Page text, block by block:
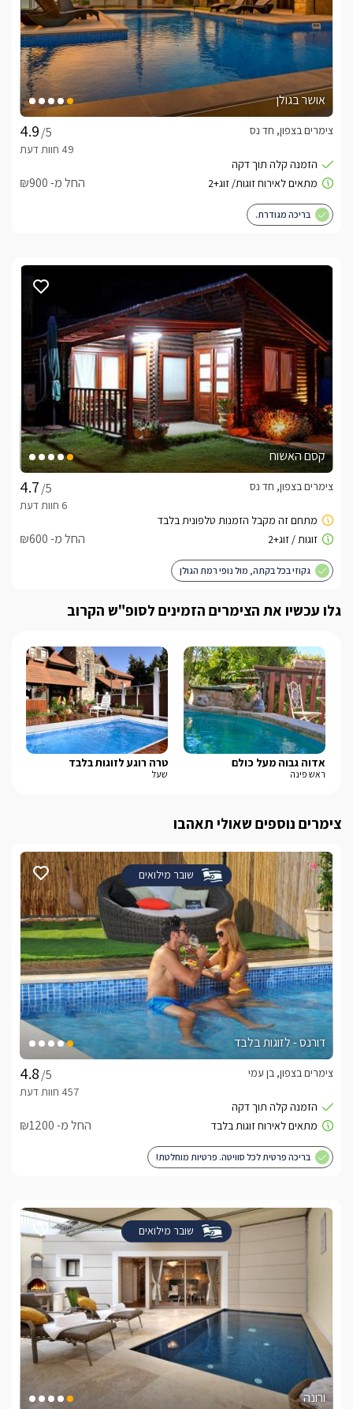
אושר בגולן
/5
צימרים בצפון, חד נס
החל מ- ₪900
בריכה מגודרת.
קסם האשוח
/5
צימרים בצפון, חד נס
החל מ- ₪600
גקוזי בכל בקתה, מול נופי רמת הגולן
גלו עכשיו את הצימרים הזמינים לסופ"ש הקרוב
אדוה גבוה מעל כולם
ראש פינה
טרה רוגע לזוגות בלבד
שעל
צימרים נוספים שאולי תאהבו
שובר מילואים
דורנס - לזוגות בלבד
/5
צימרים בצפון, בן עמי
החל מ- ₪1200
בריכה פרטית לכל סוויטה. פרטיות מוחלטת!
שובר מילואים
ורונה